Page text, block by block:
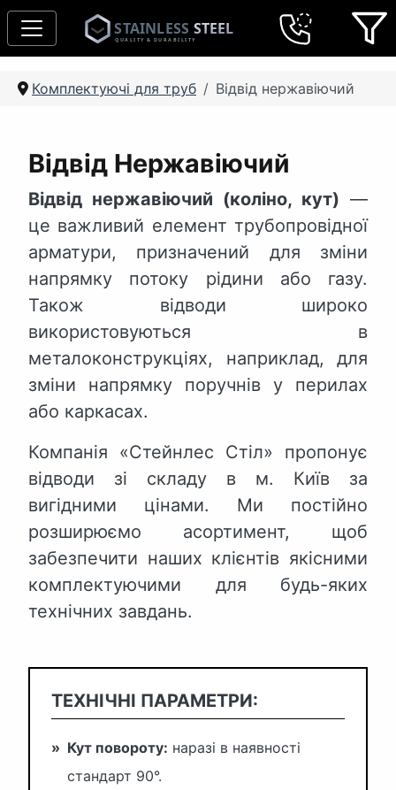
Комплектуючі для труб Відвід нержавіючий
Відвід Нержавіючий
Відвід нержавіючий (коліно, кут) —
це важливий елемент трубопровідної
арматури, призначений для зміни
напрямку потоку рідини або газу.
Також відводи широко
використовуються в
металоконструкціях, наприклад, для
зміни напрямку поручнів у перилах
або каркасах.
Компанія «Стейнлес Стіл» пропонує
відводи зі складу в м. Київ за
вигідними цінами. Ми постійно
розширюємо асортимент, щоб
забезпечити наших клієнтів якісними
комплектуючими для будь-яких
технічних завдань.
ТЕХНІЧНІ ПАРАМЕТРИ:
» Кут повороту: наразі в наявності
стандарт 90°.